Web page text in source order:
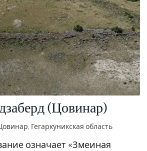
(Цовинар)
Гегаркуникская область
означает «Змеиная